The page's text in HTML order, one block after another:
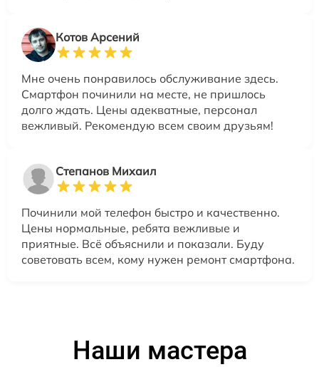
Котов Арсений
Мне очень понравилось обслуживание здесь.
Смартфон починили на месте, не пришлось
долго ждать. Цены адекватные, персонал
вежливый. Рекомендую всем своим друзьям!
Степанов Михаил
Починили мой телефон быстро и качественно.
Цены нормальные, ребята вежливые и
приятные. Всё объяснили и показали. Буду
советовать всем, кому нужен ремонт смартфона.
Наши мастера